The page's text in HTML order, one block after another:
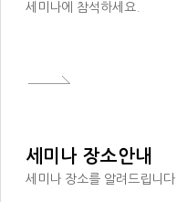
세미나에 참석하세요.
세미나 장소안내
세미나 장소를 알려드립니다.